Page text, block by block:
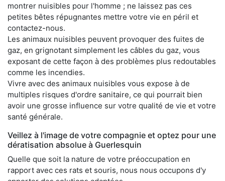
montrer nuisibles pour l'homme ; ne laissez pas ces
petites bêtes répugnantes mettre votre vie en péril et
contactez-nous.
Les animaux nuisibles peuvent provoquer des fuites de
gaz, en grignotant simplement les câbles du gaz, vous
exposant de cette façon à des problèmes plus redoutables
comme les incendies.
Vivre avec des animaux nuisibles vous expose à de
multiples risques d'ordre sanitaire, ce qui pourrait bien
avoir une grosse influence sur votre qualité de vie et votre
santé générale.
Veillez à l'image de votre compagnie et optez pour une
dératisation absolue à Guerlesquin
Quelle que soit la nature de votre préoccupation en
rapport avec ces rats et souris, nous nous occupons d'y